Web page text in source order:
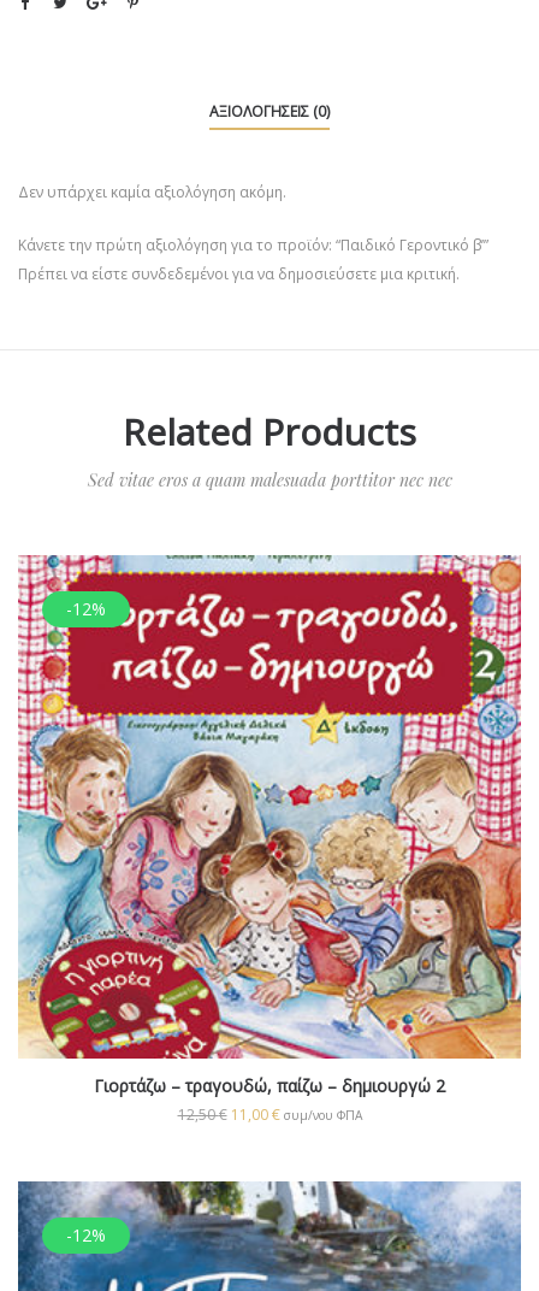
ΑΞΙΟΛΟΓΉΣΕΙΣ (0)
Δεν υπάρχει καμία αξιολόγηση ακόμη.
Κάνετε την πρώτη αξιολόγηση για το προϊόν: “Παιδικό Γεροντικό β’”
Πρέπει να είστε συνδεδεμένοιγια να δημοσιεύσετε μια κριτική.
Related Products
Sed vitae eros a quam malesuada porttitor nec nec
-12%
Γιορτάζω – τραγουδώ, παίζω – δημιουργώ 2
12,50€ 11,00€ συμ/νου ΦΠΑ
-12%